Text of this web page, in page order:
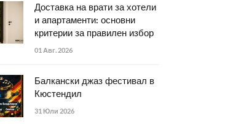
Доставка на врати за хотели
и апартаменти: основни
критерии за правилен избор
01 Авг. 2026
Балкански джаз фестивал в
Кюстендил
31 Юли 2026